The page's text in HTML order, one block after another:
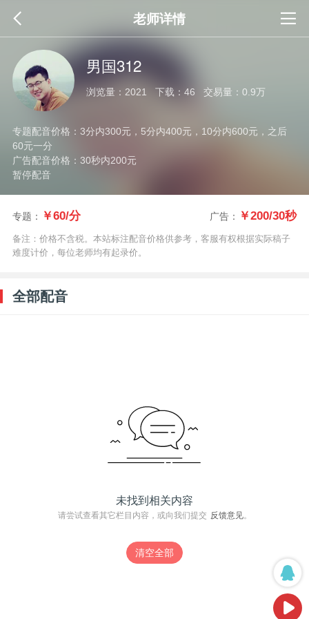
老师详情
男国312
浏览量：2021 下载：46 交易量：0.9万
专题配音价格：3分内300元，5分内400元，10分内600元，之后
60元一分
广告配音价格：30秒内200元
暂停配音
专题： ￥60/分 广告： ￥200/30秒
备注：价格不含税。本站标注配音价格供参考，客服有权根据实际稿子
难度计价，每位老师均有起录价。
全部配音
未找到相关内容
请尝试查看其它栏目内容，或向我们提交 反馈意见。
清空全部